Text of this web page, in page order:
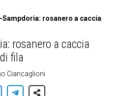
Sampdoria: rosanero a caccia
rosanero a caccia
fila
Ciancaglioni